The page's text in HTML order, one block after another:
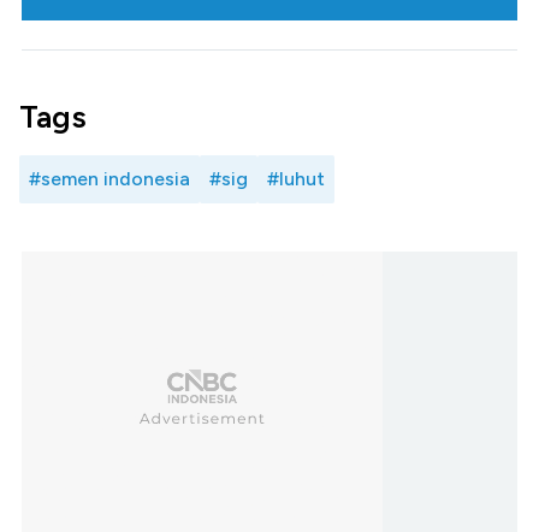
Tags
#semen indonesia #sig #luhut